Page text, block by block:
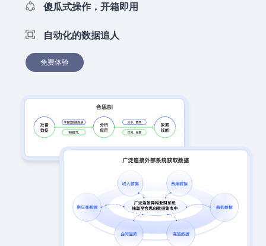
傻瓜式操作，开箱即用
自动化的数据追人
免费体验